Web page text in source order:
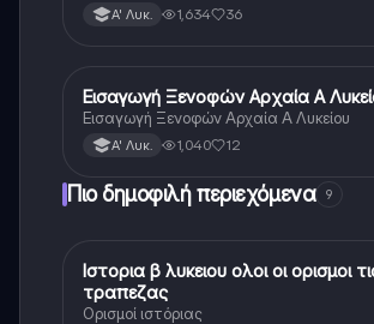
Α' Λυκ. 1,634 36
Αρχαία Ελληνικά
Εισαγωγή Ξενοφών Αρχαία Α
Εισαγωγή Ξενοφών Αρχαία Α Λυκείου
Α' Λυκ. 1,040 12
Πιο δημοφιλή περιεχόμενα 9
Ιστορία
Ιστορια β λυκειου ολοι οι ορισμοι
τραπεζας
Ορισμοί ιστόριας